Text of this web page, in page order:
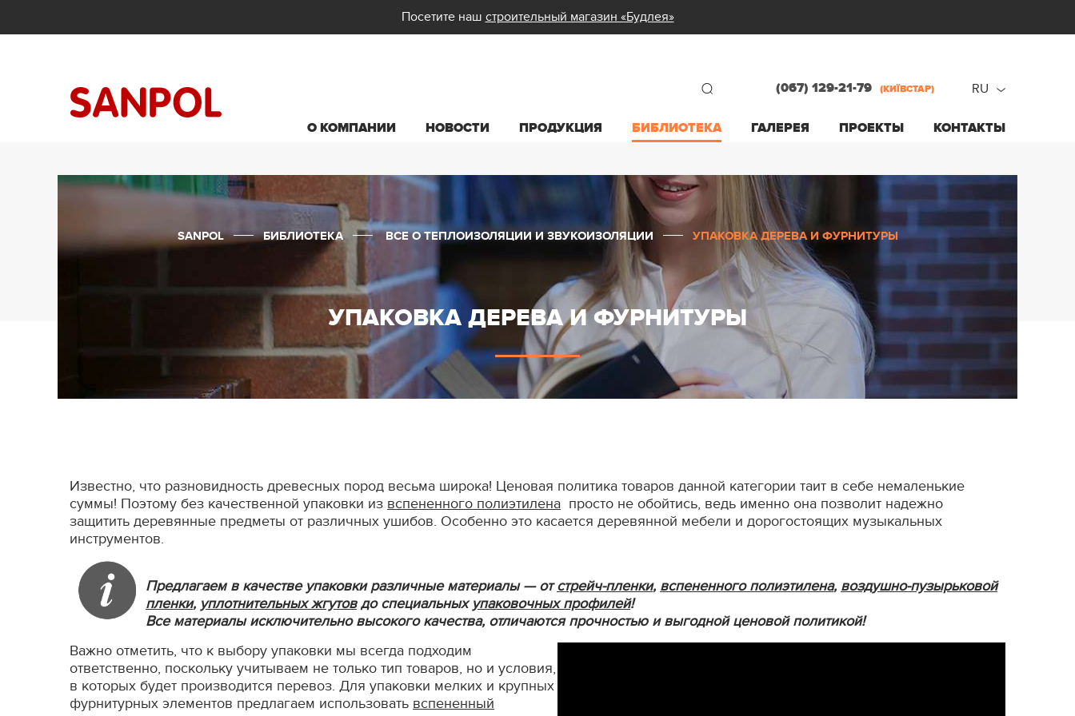
Посетите наш строительный магазин «Будлея»
О КОМПАНИИ НОВОСТИ ПРОДУКЦИЯ БИБЛИОТЕКА ГАЛЕРЕЯ ПРОЕКТЫ КОНТАКТЫ
(067) 129-21-79 (КИЇВСТАР)
RU
ua
УПАКОВКА ДЕРЕВА И ФУРНИТУРЫ
SANPOL БИБЛИОТЕКА ВСЕ О ТЕПЛОИЗОЛЯЦИИ И ЗВУКОИЗОЛЯЦИИ УПАКОВКА ДЕРЕВА И ФУРНИТУРЫ
Известно, что разновидность древесных пород весьма широка! Ценовая политика товаров данной категории таит в себе немаленькие
суммы! Поэтому без качественной упаковки из вспененного полиэтилена просто не обойтись, ведь именно она позволит надежно
защитить деревянные предметы от различных ушибов. Особенно это касается деревянной мебели и дорогостоящих музыкальных
инструментов.
Предлагаем в качестве упаковки различные материалы — отстрейч-пленки, вспененного полиэтилена, воздушно-пузырьковой
пленки, уплотнительных жгутовдо специальныхупаковочных профилей!
Все материалы исключительно высокого качества, отличаются прочностью и выгодной ценовой политикой!
Важно отметить, что к выбору упаковки мы всегда подходим
ответственно, поскольку учитываем не только тип товаров, но и условия,
в которых будет производится перевоз. Для упаковки мелких и крупных
фурнитурных элементов предлагаем использовать вспененный